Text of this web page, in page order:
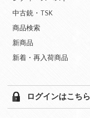
中古銃・TSK
商品検索
新商品
新着・再入荷商品
ログインはこちら